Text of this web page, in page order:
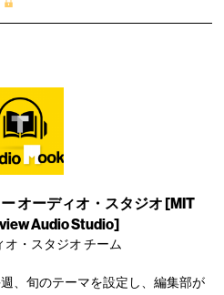
オーディオ・スタジオ [MIT
Audio Studio]
オ・スタジオ チーム
、旬のテーマを設定し、編集部が